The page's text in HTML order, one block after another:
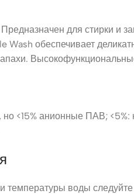
для стирки и
Wash обеспечивает
<15% анионные ПАВ;
температуры воды